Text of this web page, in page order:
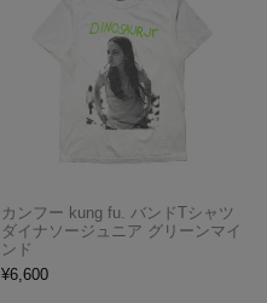
カンフー kung fu. バンドTシャツ
ダイナソージュニア グリーンマイ
ンド
¥6,600